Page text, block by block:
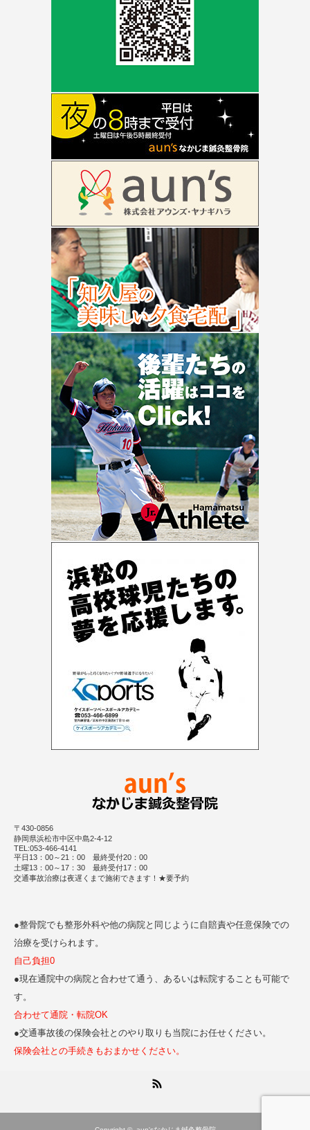
〒430-0856
静岡県浜松市中区中島2-4-12
TEL:053-466-4141
平日13：00～21：00 最終受付20：00
土曜13：00～17：30 最終受付17：00
交通事故治療は夜遅くまで施術できます！★要予約
●整骨院でも整形外科や他の病院と同じように自賠責や任意保険での
治療を受けられます。
自己負担0
●現在通院中の病院と合わせて通う、あるいは転院することも可能で
す。
合わせて通院・転院OK
●交通事故後の保険会社とのやり取りも当院にお任せください。
保険会社との手続きもおまかせください。